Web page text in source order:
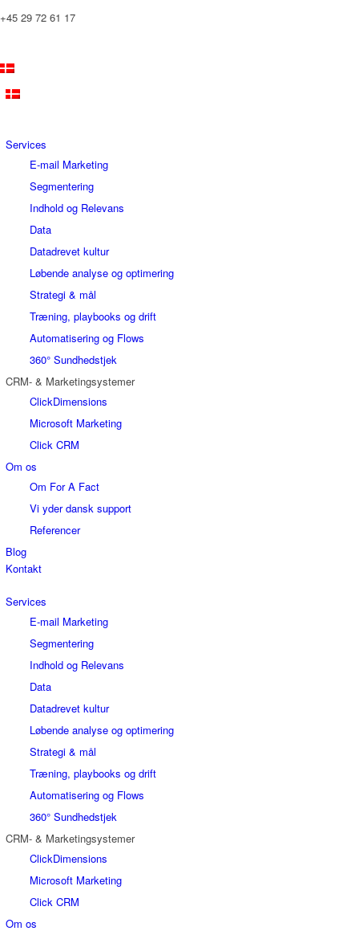
+45 29 72 61 17
Services
E-mail Marketing
Segmentering
Indhold og Relevans
Data
Datadrevet kultur
Løbende analyse og optimering
Strategi & mål
Træning, playbooks og drift
Automatisering og Flows
360° Sundhedstjek
CRM- & Marketingsystemer
ClickDimensions
Microsoft Marketing
Click CRM
Om os
Om For A Fact
Vi yder dansk support
Referencer
Blog
Kontakt
Services
E-mail Marketing
Segmentering
Indhold og Relevans
Data
Datadrevet kultur
Løbende analyse og optimering
Strategi & mål
Træning, playbooks og drift
Automatisering og Flows
360° Sundhedstjek
CRM- & Marketingsystemer
ClickDimensions
Microsoft Marketing
Click CRM
Om os